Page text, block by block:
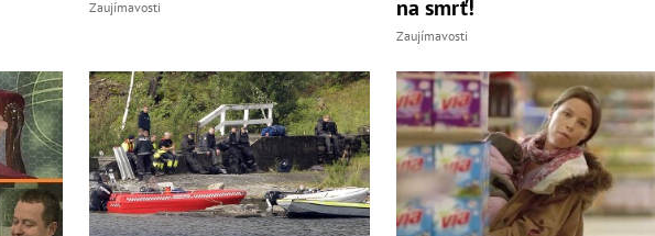
Zaujímavosti
na smrť!
Zaujímavosti